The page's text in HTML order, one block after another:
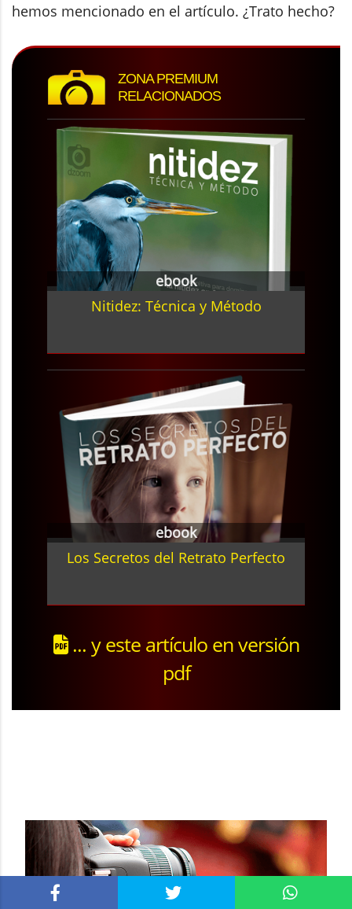
hemos mencionado en el artículo. ¿Trato hecho?
ZONA PREMIUM
RELACIONADOS
ebook
Nitidez: Técnica y Método
ebook
Los Secretos del Retrato Perfecto
... y este artículo en versión
pdf